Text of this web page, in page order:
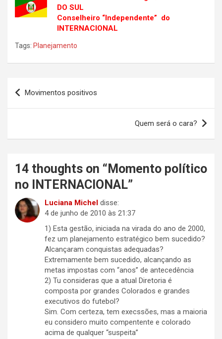
DO SUL
Conselheiro “Independente” do
INTERNACIONAL
Tags: Planejamento
Navegação
de
Movimentos positivos
Quem será o cara?
14 thoughts on “ Momento político
no INTERNACIONAL”
Luciana Michel disse:
4 de junho de 2010 às 21:37
1) Esta gestão, iniciada na virada do ano de 2000,
fez um planejamento estratégico bem sucedido?
Alcançaram conquistas adequadas?
Extremamente bem sucedido, alcançando as
metas impostas com “anos” de antecedência
2) Tu consideras que a atual Diretoria é
composta por grandes Colorados e grandes
executivos do futebol?
Sim. Com certeza, tem execssões, mas a maioria
eu considero muito compentente e colorado
acima de qualquer “suspeita”